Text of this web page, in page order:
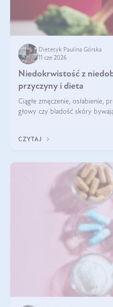
Dietetyk Paulina Górska
11 cze 2026
Niedokrwistość z
przyczyny i dieta
Ciągłe zmęczenie, osłabienie,
głowy czy bladość skóry
CZYTAJ